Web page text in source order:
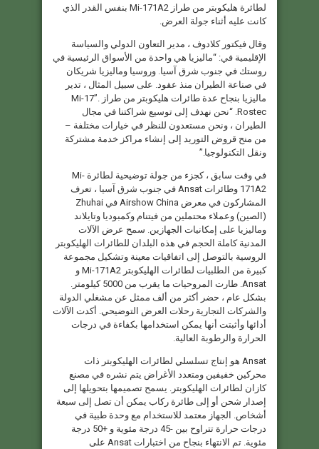
لطائرة هليكوبتر من طراز Mi-171A2 بنفس القدر الذي
كانت عليه أثناء جولة العرض.
وقال فيكتور كلادوف ، مدير التعاون الدولي والسياسة
الإقليمية في: “ماليزيا هي واحدة من الأسواق الرئيسية في
روستك في جنوب شرق آسيا. وروسيا وماليزيا شريكان
في صناعة الطيران منذ عقود. على سبيل المثال ، تدير
ماليزيا بنجاح عدة طائرات هليكوبتر من طراز Mi-17”.
Rostec. “نحن نهدف إلى توسيع شراكتنا في مجال
الطيران ، ونحن مستعدون للنظر في خيارات مختلفة –
من منح قروض التوريد إلى إنشاء مراكز خدمة مشتركة
ونقل التكنولوجيا.”
في وقت سابق ، كجزء من جولة توضيحية لطائرة Mi-
171A2 وطائرات Ansat في جنوب شرق آسيا ، تعرف
المشاركون في معرض Airshow China في Zhuhai
(الصين) وعملاء محتملين من فيتنام وكمبوديا وتايلاند
وماليزيا على إمكانيات الجهازين. سمح عرض الآلات
المدنية كاملة الحجم في هذه البلدان للطائرات الهليكوبتر
الروسية بالتوصل إلى اتفاقيات معينة وتشكيل مجموعة
كبيرة من الطلبيات لطائرات الهليكوبتر Mi-171A2 و
Ansat. طارت المروحيات ما يقرب من 5000 كيلومتر.
بشكل عام ، حضر أكثر من ألف ممثل عن مشغلي الدولة
والشركات التجارية رحلات العرض التوضيحي. أكدت الآلات
أدائها وأثبتت أنها يمكن استخدامها بكفاءة في درجات
الحرارة والرطوبة العالية.
Ansat هو إنتاج تسلسلي لطائرات الهليكوبتر ذات
محركين خفيفين ومتعدد الأغراض يتم نشره في مصنع
كازان لطائرات الهليكوبتر. يسمح تصميمها بتحويلها إلى
إصدار شحن أو إلى طائرة ركاب يمكن أن تصل إلى سبعة
أشخاص. الجهاز معتمد للاستخدام مع وحدة طبية في
درجات حرارة تتراوح بين -45 درجة مئوية و +50 درجة
مئوية. تم الانتهاء بنجاح من اختبارات Ansat على